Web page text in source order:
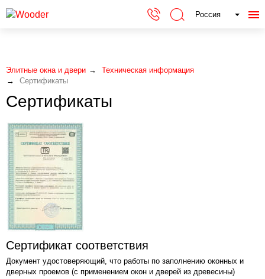
Россия
Элитные окна и двери
Техническая информация
Сертификаты
Сертификаты
Сертификат соответствия
Документ удостоверяющий, что работы по заполнению оконных и
дверных проемов (с применением окон и дверей из древесины)